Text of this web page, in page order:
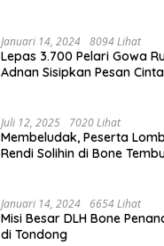
Januari 14, 2024 8094 Lihat
Lepas 3.700 Pelari Gowa
Adnan Sisipkan Pesan Cinta
Juli 12, 2025 7020 Lihat
Membeludak, Peserta
Rendi Solihin di Bone
Januari 14, 2024 6654 Lihat
Misi Besar DLH Bone
di Tondong